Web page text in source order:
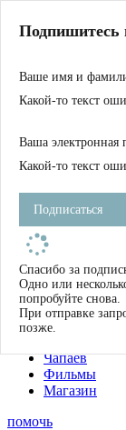
Магазин
Журнал
Школа
Устав
Фильмы
Имена
Тэги
О нас
Журнал
Книги
Чапаев
Фильмы
Магазин
помочь
Подпишитесь
Ваше имя и
Какой-то текст
Ваша электронная
Какой-то текст
Подписаться
Спасибо за
Одно или
попробуйте снова.
При отправке
позже.